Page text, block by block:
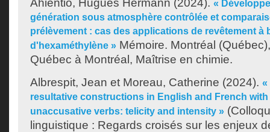
Ahientio, Hugues Hermann (2024). «
génération sous atmosphère contrôlée et
prélèvement : cas des applications de revêtement à
d'hexaméthylène » Mémoire. Montréal
Québec à Montréal, Maîtrise en chimie.
Albrespit, Jean et Moreau, Catherine (2024). «
resultative constructions in English and French
unaccusative verbs: telicity and intensity »
linguistique : Regards croisés sur les enjeux